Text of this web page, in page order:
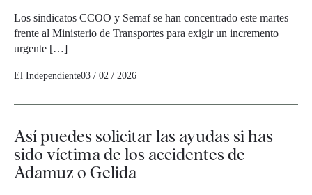
Los sindicatos CCOO y Semaf se han concentrado este martes
frente al Ministerio de Transportes para exigir un incremento
urgente […]
El Independiente03 / 02 / 2026
Así puedes solicitar las ayudas si has
sido víctima de los accidentes de
Adamuz o Gelida